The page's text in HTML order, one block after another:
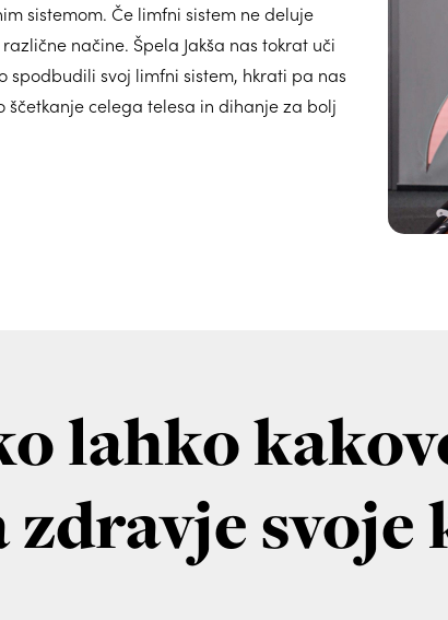
sistemom. Če limfni sistem ne deluje
načine. Špela Jakša nas tokrat uči
spodbudili svoj limfni sistem, hkrati pa nas
celega telesa in dihanje za bolj
lahko
zdravje svoje